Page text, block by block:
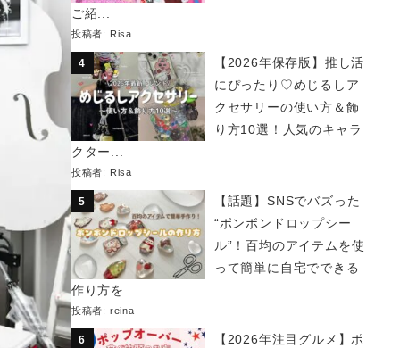
ご紹...
投稿者: Risa
【2026年保存版】推し活
にぴったり♡めじるしア
クセサリーの使い方＆飾
り方10選！人気のキャラ
クター...
投稿者: Risa
【話題】SNSでバズった
“ボンボンドロップシー
ル”！百均のアイテムを使
って簡単に自宅でできる
作り方を...
投稿者: reina
【2026年注目グルメ】ポ